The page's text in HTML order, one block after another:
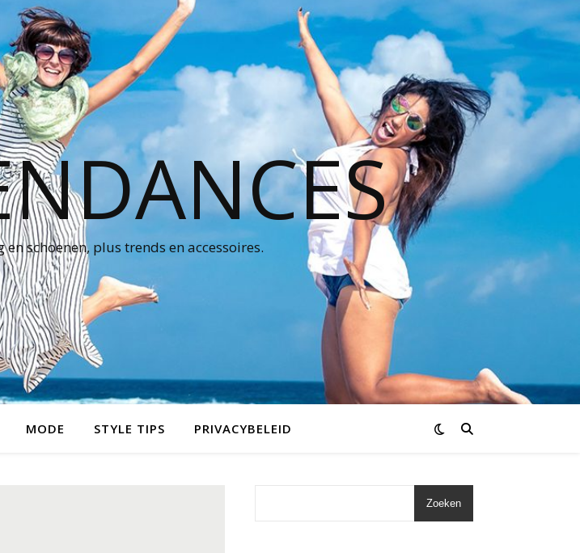
schoenen, plus trends en accessoires.
MODE STYLE TIPS PRIVACYBELEID
Zoeken